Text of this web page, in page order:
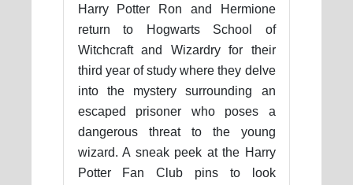
Harry Potter Ron and Hermione
return to Hogwarts School of
Witchcraft and Wizardry for their
third year of study where they delve
into the mystery surrounding an
escaped prisoner who poses a
dangerous threat to the young
wizard. A sneak peek at the Harry
Potter Fan Club pins to look